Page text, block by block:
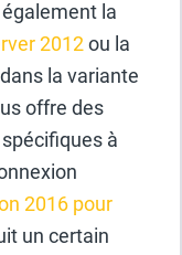
la
2012ou la
dans la variante
offre des
à
2016 pour
un certain